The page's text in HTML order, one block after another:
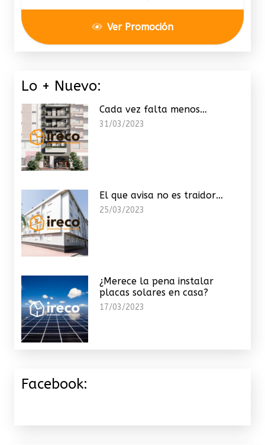
Ver Promoción
Lo + Nuevo:
Cada vez falta menos…
31/03/2023
El que avisa no es traidor…
25/03/2023
¿Merece la pena instalar
placas solares en casa?
17/03/2023
Facebook: